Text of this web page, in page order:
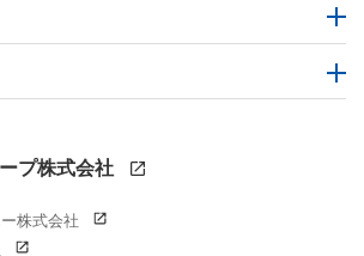
プ株式会社
株式会社